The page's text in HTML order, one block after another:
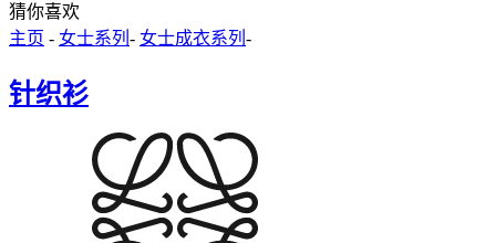
猜你喜欢
主页 - 女士系列 - 女士成衣系列 -
针织衫